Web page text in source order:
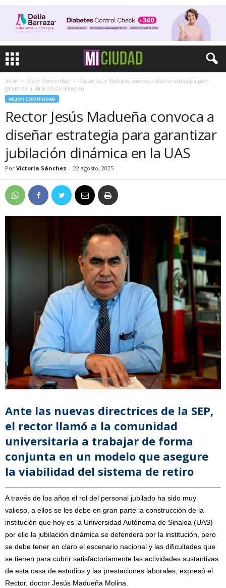
Inicio Mejor Comunidad
Rector Jesús Madueña convoca a diseñar estrategia para
garantizar jubilación dinámica en...
MEJOR COMUNIDAD
Rector Jesús Madueña convoca a
diseñar estrategia para garantizar
jubilación dinámica en la UAS
Por Victoria Sánchez - 22 agosto, 2025
Ante las nuevas directrices de la SEP,
el rector llamó a la comunidad
universitaria a trabajar de forma
conjunta en un modelo que asegure
la viabilidad del sistema de retiro
A través de los años el rol del personal jubilado ha sido muy
valioso, a ellos se les debe en gran parte la construcción de la
institución que hoy es la Universidad Autónoma de Sinaloa (UAS)
por ello la jubilación dinámica se defenderá por la institución, pero
se debe tener en claro el escenario nacional y las dificultades que
se tienen para cubrir satisfactoriamente las actividades sustantivas
de esta casa de estudios y las prestaciones laborales, expresó el
Rector, doctor Jesús Madueña Molina.